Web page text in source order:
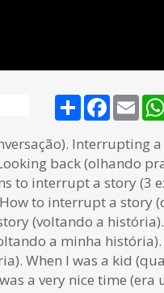
Share Facebook
Interrupting
back (olhando
to interrupt a story (3
to interrupt a story
(voltando a
a minha história).
When I was a kid
a very nice time (era